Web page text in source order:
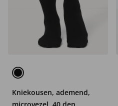
Kniekousen, ademend,